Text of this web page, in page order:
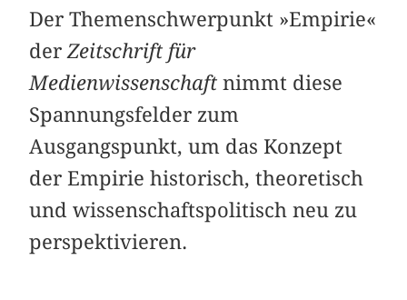
Der Themenschwerpunkt »Empirie«
derZeitschrift für
Medienwissenschaft nimmt diese
Spannungsfelder zum
Ausgangspunkt, um das Konzept
der Empirie historisch, theoretisch
und wissenschaftspolitisch neu zu
perspektivieren.